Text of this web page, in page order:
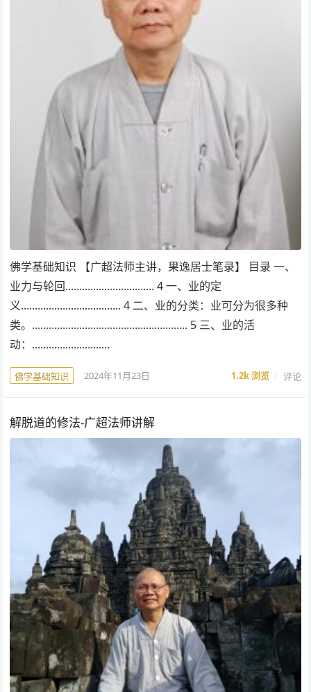
佛学基础知识 【广超法师主讲，果逸居士笔录】 目录 一、
业力与轮回................................ 4 一、业的定
义.................................... 4 二、业的分类：业可分为很多种
类。........................................................ 5 三、业的活
动：.........................…
佛学基础知识 2024年11月23日 1.2k浏览 评论
解脱道的修法-广超法师讲解